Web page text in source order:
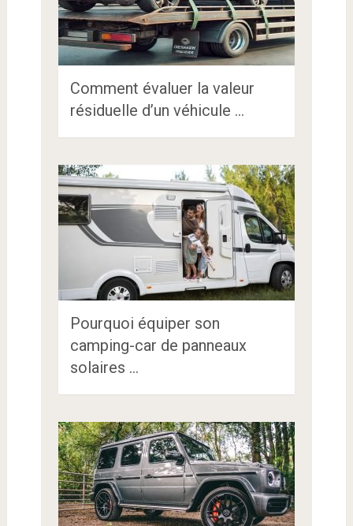
Comment évaluer la valeur
résiduelle d’un véhicule …
Pourquoi équiper son
camping-car de panneaux
solaires …